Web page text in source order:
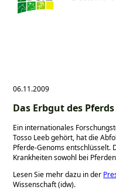
06.11.2009
Das Erbgut des
Ein internationales
Tosso Leeb gehört, hat die
Pferde-Genoms entschlüsselt.
Krankheiten sowohl bei
Lesen Sie mehr dazu in der
Wissenschaft (idw).